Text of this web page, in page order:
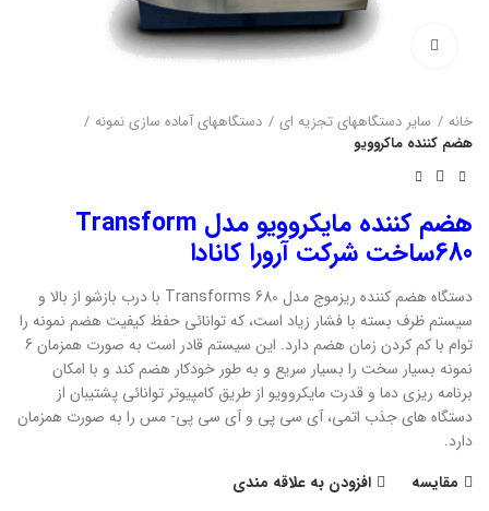
بزرگنمایی تصویر
خانه سایر دستگاههای تجزیه ای
دستگاههای آماده سازی نمونه
هضم کننده ماکروویو
هضم کننده مایکروویو مدل Transform
680ساخت شرکت آرورا کانادا
دستگاه هضم کننده ریزموج مدل Transforms 680 با درب بازشو از بالا و
سیستم ظرف بسته با فشار زیاد است، که توانائی حفظ کیفیت هضم نمونه را
توام با کم کردن زمان هضم دارد. این سیستم قادر است به صورت همزمان 6
نمونه بسیار سخت را بسیار سریع و به طور خودکار هضم کند و با امکان
برنامه ریزی دما و قدرت مایکروویو از طریق کامپیوتر توانائی پشتیبان از
دستگاه های جذب اتمی، آی سی پی و آی سی پی- مس را به صورت همزمان
دارد.
مقایسه
افزودن به علاقه مندی